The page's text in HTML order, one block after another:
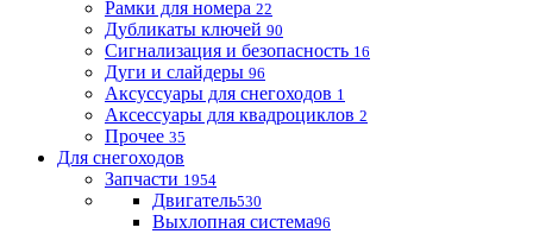
Рамки для номера 22
Дубликаты ключей 90
Сигнализация и безопасность 16
Дуги и слайдеры 96
Аксуссуары для снегоходов 1
Аксессуары для квадроциклов 2
Прочее 35
Для снегоходов
Запчасти 1954
Двигатель530
Выхлопная система96